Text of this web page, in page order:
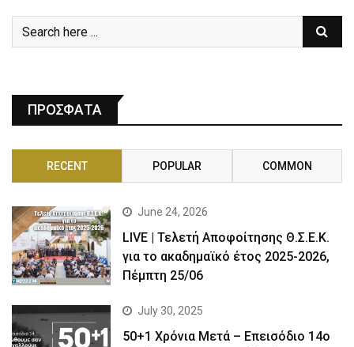
ΠΡΟΣΦΑΤΑ
RECENT POPULAR COMMON
June 24, 2026
LIVE | Τελετή Αποφοίτησης Θ.Σ.Ε.Κ.
για το ακαδημαϊκό έτος 2025-2026,
Πέμπτη 25/06
July 30, 2025
50+1 Χρόνια Μετά – Επεισόδιο 14ο